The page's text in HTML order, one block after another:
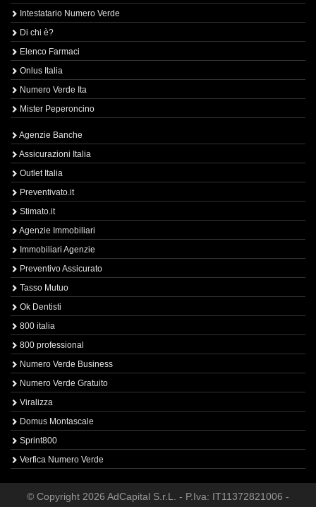
Intestatario Numero Verde
Di chi è?
Elenco Farmaci
Onlus Italia
Numero Verde Ita
Mister Peperoncino
Agenzie Banche
Assicurazioni Italia
Outlet Italia
Preventivato.it
Stimato.it
Agenzie Immobiliari
Immobiliari Agenzie
Preventivo Assicurato
Tasso Mutuo
Ok Dentisti
800 italia
800 professional
Numero Verde Business
Numero Verde Gratuito
Viralizza
Domus Montascale
Sprint800
Verfica Numero Verde
© Copyright 2026 AdCapital S.r.L. - P.Iva: IT11372821006 -